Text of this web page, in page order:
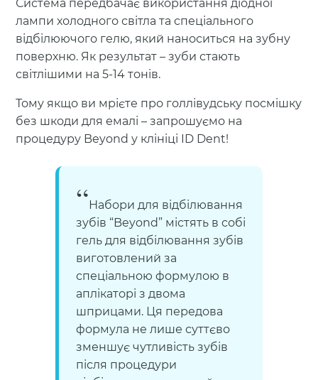
Система передбачає використання діодної
лампи холодного світла та спеціального
відбілюючого гелю, який наноситься на зубну
поверхню. Як результат – зуби стають
світлішими на 5-14 тонів.
Тому якщо ви мрієте про голлівудську посмішку
без шкоди для емалі – запрошуємо на
процедуру Beyond у клініці ID Dent!
Набори для відбілювання
зубів “Beyond” містять в собі
гель для відбілювання зубів
виготовлений за
спеціальною формулою в
аплікаторі з двома
шприцами. Ця передова
формула не лише суттєво
зменшує чутливість зубів
після процедури